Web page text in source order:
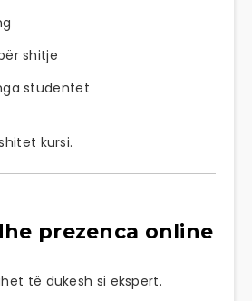
shitje
studentët
kursi.
prezenca online
të dukesh si ekspert.